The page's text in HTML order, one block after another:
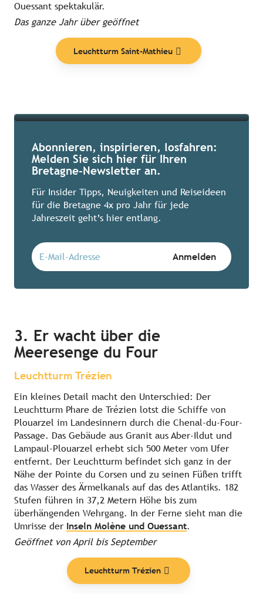
Ouessant spektakulär.
Das ganze Jahr über geöffnet
Leuchtturm Saint-Mathieu
Themen
Abonnieren, inspirieren, losfahren:
Melden Sie sich hier für Ihren
Bretagne-Newsletter an.
Für Insider Tipps, Neuigkeiten und Reiseideen
für die Bretagne 4x pro Jahr für jede
Jahreszeit geht’s hier entlang.
3. Er wacht über die
Meeresenge du Four
Leuchtturm Trézien
Ein kleines Detail macht den Unterschied: Der
Leuchtturm Phare de Trézien lotst die Schiffe von
Plouarzel im Landesinnern durch die Chenal-du-Four-
Passage. Das Gebäude aus Granit aus Aber-Ildut und
Lampaul-Plouarzel erhebt sich 500 Meter vom Ufer
entfernt. Der Leuchtturm befindet sich ganz in der
Nähe der Pointe du Corsen und zu seinen Füßen trifft
das Wasser des Ärmelkanals auf das des Atlantiks. 182
Stufen führen in 37,2 Metern Höhe bis zum
überhängenden Wehrgang. In der Ferne sieht man die
Umrisse der Inseln Molène und Ouessant.
Geöffnet von April bis September
Leuchtturm Trézien